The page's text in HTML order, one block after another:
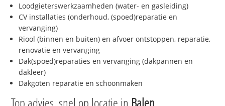
Loodgieterswerkzaamheden (water- en gasleiding)
CV installaties (onderhoud, (spoed)reparatie en
vervanging)
Riool (binnen en buiten) en afvoer ontstoppen, reparatie,
renovatie en vervanging
Dak(spoed)reparaties en vervanging (dakpannen en
dakleer)
Dakgoten reparatie en schoonmaken